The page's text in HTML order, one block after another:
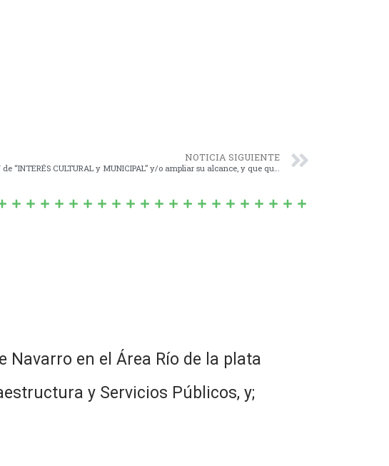
NOTICIA SIGUIENTE
en el Área Río de la plata
y Servicios Públicos, y;